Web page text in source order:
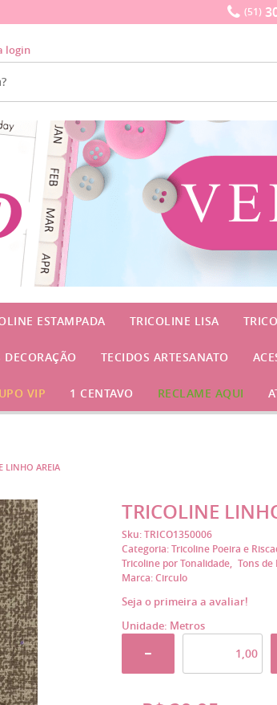
(51)
login
ESTAMPADA TRICOLINE LISA
DECORAÇÃO TECIDOS ARTESANATO
VIP 1 CENTAVO RECLAME AQUI
LINHO AREIA
TRICOLINE
Sku:TRICO1350006
Categoria: Tricoline Poeira e
Tricoline por Tonalidade
Tons de
Marca:Circulo
Seja o primeira a avaliar!
Unidade: Metros